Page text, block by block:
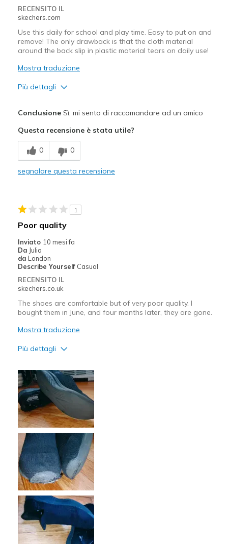
RECENSITO IL
skechers.com
Use this daily for school and play time. Easy to put on and
remove! The only drawback is that the cloth material
around the back slip in plastic material tears on daily use!
Mostra traduzione
Più dettagli
Durable
Difetti
Back slip in cloth covering material tears
Casual Wear
Sizing
View On Shoes
I'm Into Shoes
ConclusioneSì, mi sento di raccomandare ad un amico
Questa recensione è stata utile?
0 0
segnalare questa recensione
1
Poor quality
Inviato 10 mesi fa
Da Julio
da London
Describe Yourself Casual
RECENSITO IL
skechers.co.uk
The shoes are comfortable but of very poor quality. I
bought them in June, and four months later, they are gone.
Mostra traduzione
Più dettagli
Comfortable
Difetti
Poor Quality
Migliori Utilizzi:
Going Out
Width
Feels true to width
Sizing
Feels true to size
View On Shoes
Shoes are for Wearing